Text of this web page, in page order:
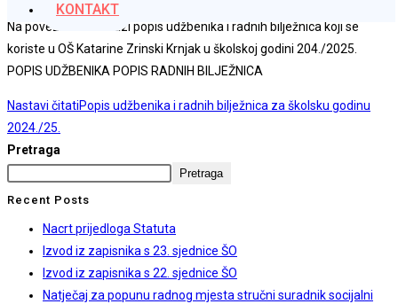
KONTAKT
Na poveznici se nalazi popis udžbenika i radnih bilježnica koji se
koriste u OŠ Katarine Zrinski Krnjak u školskoj godini 204./2025.
POPIS UDŽBENIKA POPIS RADNIH BILJEŽNICA
Nastavi čitatiPopis udžbenika i radnih bilježnica za školsku godinu
2024./25.
Pretraga
Pretraga
Recent Posts
Nacrt prijedloga Statuta
Izvod iz zapisnika s 23. sjednice ŠO
Izvod iz zapisnika s 22. sjednice ŠO
Natječaj za popunu radnog mjesta stručni suradnik socijalni